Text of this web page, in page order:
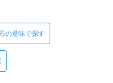
の意味で探す